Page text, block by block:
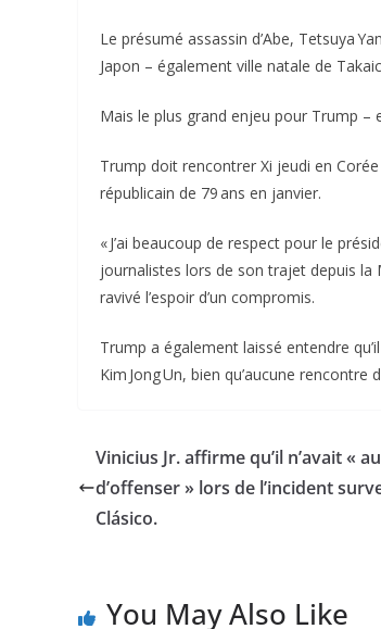
Le présumé assassin d’Abe, Tetsuya
Japon – également ville natale de
Mais le plus grand enjeu pour Trump –
Trump doit rencontrer Xi jeudi en
républicain de 79 ans en janvier.
« J’ai beaucoup de respect pour le
journalistes lors de son trajet depuis
ravivé l’espoir d’un compromis.
Trump a également laissé entendre
Kim Jong Un, bien qu’aucune
Vinicius Jr. affirme qu’il n’avait «
d’offenser » lors de l’incident
Clásico.
You May Also Like